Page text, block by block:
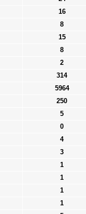
16
8
15
8
2
314
5964
250
5
0
4
3
1
1
1
1